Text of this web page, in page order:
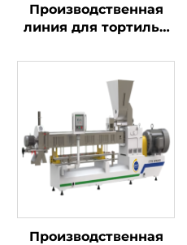
Производственная
линия для тортильи
Bugles
Производственная